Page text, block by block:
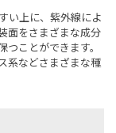
い上に、紫外線によ
面をさまざまな成分
ことができます。
系などさまざまな種